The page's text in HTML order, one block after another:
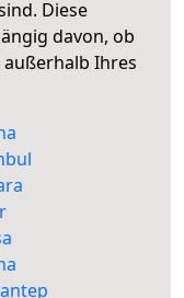
Diese
davon, ob
Ihres